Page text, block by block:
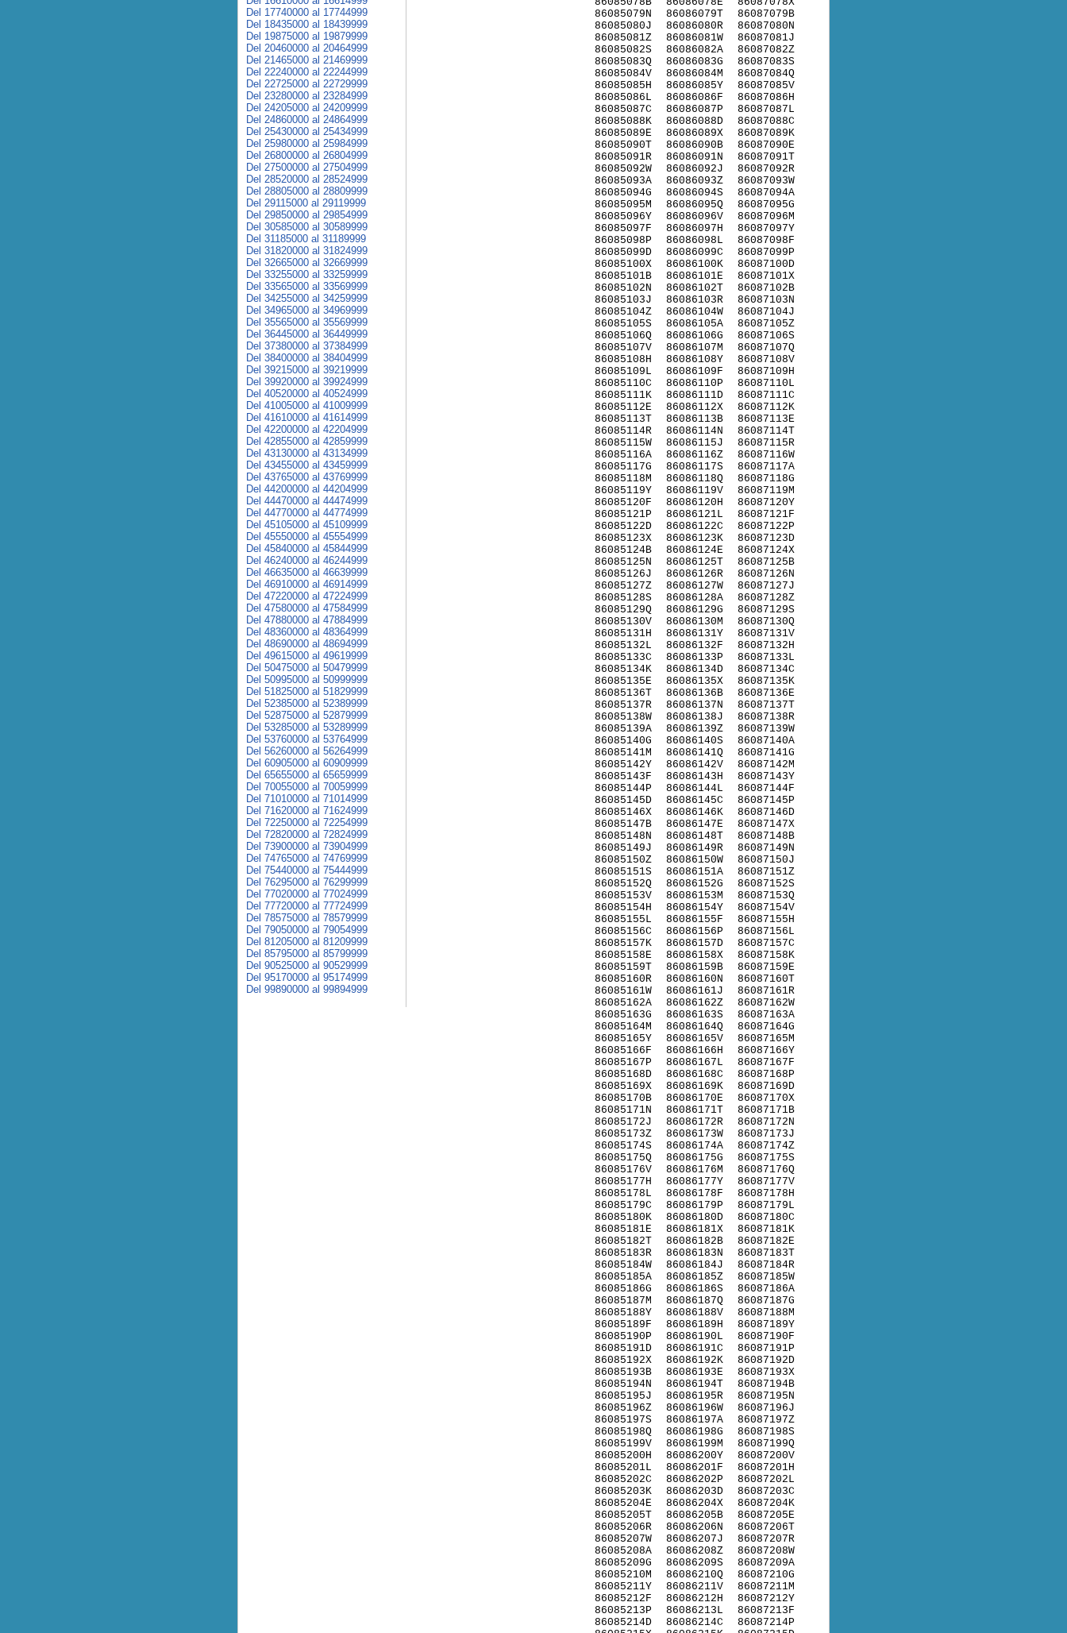
86085079N
86085080J
86085081Z
86085082S
86085083Q
86085084V
86085085H
86085086L
86085087C
86085088K
86085089E
86085090T
86085091R
86085092W
86085093A
86085094G
86085095M
86085096Y
86085097F
86085098P
86085099D
86085100X
86085101B
86085102N
86085103J
86085104Z
86085105S
86085106Q
86085107V
86085108H
86085109L
86085110C
86085111K
86085112E
86085113T
86085114R
86085115W
86085116A
86085117G
86085118M
86085119Y
86085120F
86085121P
86085122D
86085123X
86085124B
86085125N
86085126J
86085127Z
86085128S
86085129Q
86085130V
86085131H
86085132L
86085133C
86085134K
86085135E
86085136T
86085137R
86085138W
86085139A
86085140G
86085141M
86085142Y
86085143F
86085144P
86085145D
86085146X
86085147B
86085148N
86085149J
86085150Z
86085151S
86085152Q
86085153V
86085154H
86085155L
86085156C
86085157K
86085158E
86085159T
86085160R
86085161W
86085162A
86085163G
86085164M
86085165Y
86085166F
86085167P
86085168D
86085169X
86085170B
86085171N
86085172J
86085173Z
86085174S
86085175Q
86085176V
86085177H
86085178L
86085179C
86085180K
86085181E
86085182T
86085183R
86085184W
86085185A
86085186G
86085187M
86085188Y
86085189F
86085190P
86085191D
86085192X
86085193B
86085194N
86085195J
86085196Z
86085197S
86085198Q
86085199V
86085200H
86085201L
86085202C
86085203K
86085204E
86085205T
86085206R
86085207W
86085208A
86085209G
86085210M
86085211Y
86085212F
86085213P
86085214D
86086079T
86086080R
86086081W
86086082A
86086083G
86086084M
86086085Y
86086086F
86086087P
86086088D
86086089X
86086090B
86086091N
86086092J
86086093Z
86086094S
86086095Q
86086096V
86086097H
86086098L
86086099C
86086100K
86086101E
86086102T
86086103R
86086104W
86086105A
86086106G
86086107M
86086108Y
86086109F
86086110P
86086111D
86086112X
86086113B
86086114N
86086115J
86086116Z
86086117S
86086118Q
86086119V
86086120H
86086121L
86086122C
86086123K
86086124E
86086125T
86086126R
86086127W
86086128A
86086129G
86086130M
86086131Y
86086132F
86086133P
86086134D
86086135X
86086136B
86086137N
86086138J
86086139Z
86086140S
86086141Q
86086142V
86086143H
86086144L
86086145C
86086146K
86086147E
86086148T
86086149R
86086150W
86086151A
86086152G
86086153M
86086154Y
86086155F
86086156P
86086157D
86086158X
86086159B
86086160N
86086161J
86086162Z
86086163S
86086164Q
86086165V
86086166H
86086167L
86086168C
86086169K
86086170E
86086171T
86086172R
86086173W
86086174A
86086175G
86086176M
86086177Y
86086178F
86086179P
86086180D
86086181X
86086182B
86086183N
86086184J
86086185Z
86086186S
86086187Q
86086188V
86086189H
86086190L
86086191C
86086192K
86086193E
86086194T
86086195R
86086196W
86086197A
86086198G
86086199M
86086200Y
86086201F
86086202P
86086203D
86086204X
86086205B
86086206N
86086207J
86086208Z
86086209S
86086210Q
86086211V
86086212H
86086213L
86086214C
86087079B
86087080N
86087081J
86087082Z
86087083S
86087084Q
86087085V
86087086H
86087087L
86087088C
86087089K
86087090E
86087091T
86087092R
86087093W
86087094A
86087095G
86087096M
86087097Y
86087098F
86087099P
86087100D
86087101X
86087102B
86087103N
86087104J
86087105Z
86087106S
86087107Q
86087108V
86087109H
86087110L
86087111C
86087112K
86087113E
86087114T
86087115R
86087116W
86087117A
86087118G
86087119M
86087120Y
86087121F
86087122P
86087123D
86087124X
86087125B
86087126N
86087127J
86087128Z
86087129S
86087130Q
86087131V
86087132H
86087133L
86087134C
86087135K
86087136E
86087137T
86087138R
86087139W
86087140A
86087141G
86087142M
86087143Y
86087144F
86087145P
86087146D
86087147X
86087148B
86087149N
86087150J
86087151Z
86087152S
86087153Q
86087154V
86087155H
86087156L
86087157C
86087158K
86087159E
86087160T
86087161R
86087162W
86087163A
86087164G
86087165M
86087166Y
86087167F
86087168P
86087169D
86087170X
86087171B
86087172N
86087173J
86087174Z
86087175S
86087176Q
86087177V
86087178H
86087179L
86087180C
86087181K
86087182E
86087183T
86087184R
86087185W
86087186A
86087187G
86087188M
86087189Y
86087190F
86087191P
86087192D
86087193X
86087194B
86087195N
86087196J
86087197Z
86087198S
86087199Q
86087200V
86087201H
86087202L
86087203C
86087204K
86087205E
86087206T
86087207R
86087208W
86087209A
86087210G
86087211M
86087212Y
86087213F
86087214P
Del 17740000 al 17744999
Del 18435000 al 18439999
Del 19875000 al 19879999
Del 20460000 al 20464999
Del 21465000 al 21469999
Del 22240000 al 22244999
Del 22725000 al 22729999
Del 23280000 al 23284999
Del 24205000 al 24209999
Del 24860000 al 24864999
Del 25430000 al 25434999
Del 25980000 al 25984999
Del 26800000 al 26804999
Del 27500000 al 27504999
Del 28520000 al 28524999
Del 28805000 al 28809999
Del 29115000 al 29119999
Del 29850000 al 29854999
Del 30585000 al 30589999
Del 31185000 al 31189999
Del 31820000 al 31824999
Del 32665000 al 32669999
Del 33255000 al 33259999
Del 33565000 al 33569999
Del 34255000 al 34259999
Del 34965000 al 34969999
Del 35565000 al 35569999
Del 36445000 al 36449999
Del 37380000 al 37384999
Del 38400000 al 38404999
Del 39215000 al 39219999
Del 39920000 al 39924999
Del 40520000 al 40524999
Del 41005000 al 41009999
Del 41610000 al 41614999
Del 42200000 al 42204999
Del 42855000 al 42859999
Del 43130000 al 43134999
Del 43455000 al 43459999
Del 43765000 al 43769999
Del 44200000 al 44204999
Del 44470000 al 44474999
Del 44770000 al 44774999
Del 45105000 al 45109999
Del 45550000 al 45554999
Del 45840000 al 45844999
Del 46240000 al 46244999
Del 46635000 al 46639999
Del 46910000 al 46914999
Del 47220000 al 47224999
Del 47580000 al 47584999
Del 47880000 al 47884999
Del 48360000 al 48364999
Del 48690000 al 48694999
Del 49615000 al 49619999
Del 50475000 al 50479999
Del 50995000 al 50999999
Del 51825000 al 51829999
Del 52385000 al 52389999
Del 52875000 al 52879999
Del 53285000 al 53289999
Del 53760000 al 53764999
Del 56260000 al 56264999
Del 60905000 al 60909999
Del 65655000 al 65659999
Del 70055000 al 70059999
Del 71010000 al 71014999
Del 71620000 al 71624999
Del 72250000 al 72254999
Del 72820000 al 72824999
Del 73900000 al 73904999
Del 74765000 al 74769999
Del 75440000 al 75444999
Del 76295000 al 76299999
Del 77020000 al 77024999
Del 77720000 al 77724999
Del 78575000 al 78579999
Del 79050000 al 79054999
Del 81205000 al 81209999
Del 85795000 al 85799999
Del 90525000 al 90529999
Del 95170000 al 95174999
Del 99890000 al 99894999